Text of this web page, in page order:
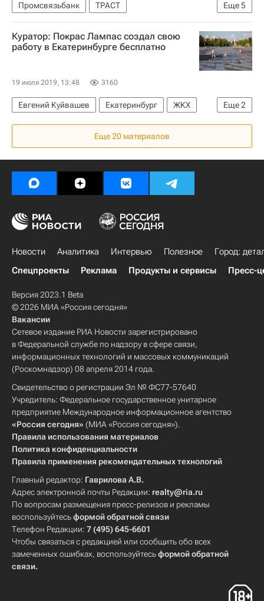
Еще5
Промсвязьбанк
ТРАСТ
Девятый арбитражный апелляционный суд
O1 Group
Суды
Банки
Куратор: Покрас Лампас создал свою
работу в Екатеринбурге бесплатно
19 июля 2019, 13:48 3160
Еще2
Евгений Куйвашев Екатеринбург
ЖКХ
Покрас Лампас
Россия
Еще 20 материалов
Новости Аналитика Интервью Полезное
Город:
Спецпроекты
Реклама Продукты и сервисы Пресс-
Версия 2023.1 Beta
© 2026 МИА «Россия сегодня»
Вакансии
Сетевое издание РИА Новости зарегистрировано
в Федеральной службе по надзору в сфере связи,
информационных технологий и массовых коммуникаций
(Роскомнадзор) 08 апреля 2014 года.
Свидетельство о регистрации Эл № ФС77-57640
Учредитель: Федеральное государственное унитарное
предприятие Международное информационное агентство
«Россия сегодня» (МИА «Россия сегодня»).
Правила использования материалов
Политика конфиденциальности
Правила применения рекомендательных технологий
Главный редактор: Гаврилова А.В.
Адрес электронной почты Редакции: realty@ria.ru
По вопросам размещения пресс-релизов и рекламы
воспользуйтесьформой обратной связи
Телефон Редакции: 7 (495) 645-6601
Чтобы связаться с редакцией или сообщить обо всех
замеченных ошибках, воспользуйтесьформой обратной
связи.